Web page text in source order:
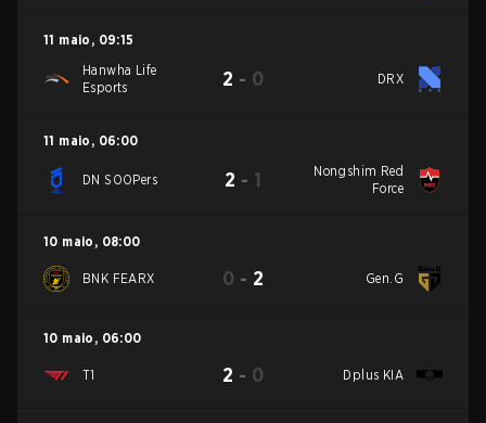
11 maio , 09:15
Hanwha Life
Esports
2 - 0 DRX
11 maio , 06:00
DN SOOPers 2 - 1
Nongshim Red
Force
10 maio , 08:00
BNK FEARX 0 - 2 Gen.G
10 maio , 06:00
T1 2 - 0 Dplus KIA